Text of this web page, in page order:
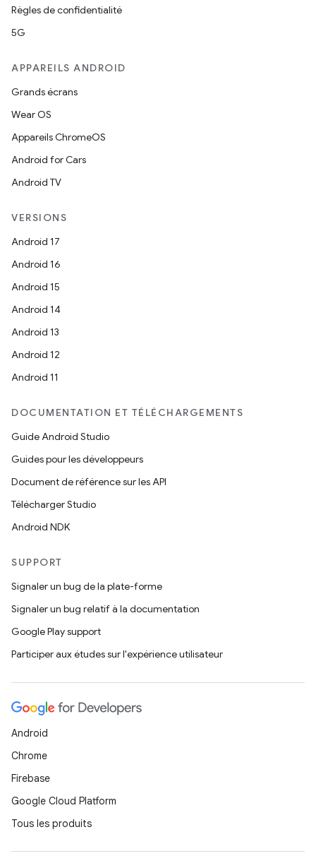
Règles de confidentialité
5G
APPAREILS ANDROID
Grands écrans
Wear OS
Appareils ChromeOS
Android for Cars
Android TV
VERSIONS
Android 17
Android 16
Android 15
Android 14
Android 13
Android 12
Android 11
DOCUMENTATION ET TÉLÉCHARGEMENTS
Guide Android Studio
Guides pour les développeurs
Document de référence sur les API
Télécharger Studio
Android NDK
SUPPORT
Signaler un bug de la plate-forme
Signaler un bug relatif à la documentation
Google Play support
Participer aux études sur l'expérience utilisateur
Android
Chrome
Firebase
Google Cloud Platform
Tous les produits